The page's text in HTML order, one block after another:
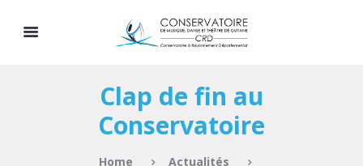
Clap de fin au
Conservatoire
Home
Actualités